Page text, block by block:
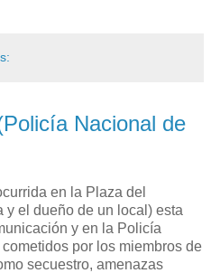
Nacional de
en la Plaza del
y el dueño de un local) esta
y en la Policía
por los miembros de
secuestro, amenazas